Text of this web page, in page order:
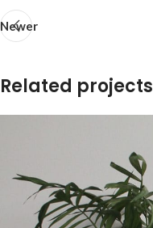
Newer
Related projects